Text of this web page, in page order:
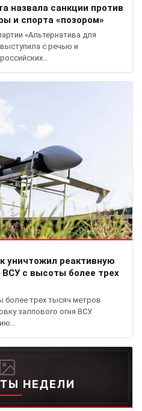
назвала санкции против
и спорта «позором»
«Альтернатива для
с речью и
уничтожил реактивную
ВСУ с высоты более трех
более трех тысяч метров
залпового огня ВСУ.
НЕДЕЛИ